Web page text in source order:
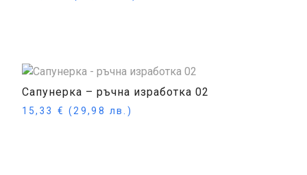
Сапунерка – ръчна изработка 02
15,33€ (29,98 лв.)